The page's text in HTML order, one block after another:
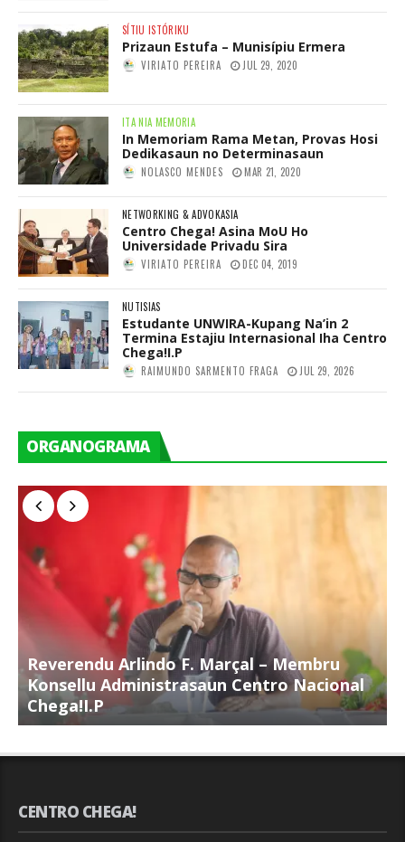
SÍTIU ISTÓRIKU
Prizaun Estufa – Munisípiu Ermera
VIRIATO PEREIRA JUL 29, 2020
ITA NIA MEMORIA
In Memoriam Rama Metan, Provas Hosi
Dedikasaun no Determinasaun
NOLASCO MENDES MAR 21, 2020
NETWORKING & ADVOKASIA
Centro Chega! Asina MoU Ho
Universidade Privadu Sira
VIRIATO PEREIRA DEC 04, 2019
NUTISIAS
Estudante UNWIRA-Kupang Na’in 2
Termina Estajiu Internasional Iha Centro
Chega!I.P
RAIMUNDO SARMENTO FRAGA JUL 29, 2026
ORGANOGRAMA
Reverendu Arlindo F. Marçal – Membru
Konsellu Administrasaun Centro Nacional
Chega!I.P
CENTRO CHEGA!